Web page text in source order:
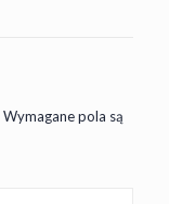
Wymagane pola są